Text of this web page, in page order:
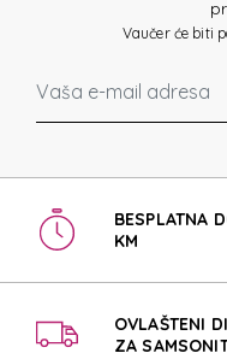
Vaučer će biti
BESPLATNA
KM
OVLAŠTENI
ZA